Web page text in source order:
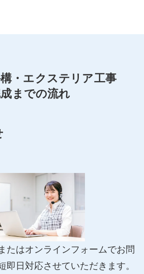
・エクステリア工事
までの流れ
たはオンラインフォームでお問
即日対応させていただきます。